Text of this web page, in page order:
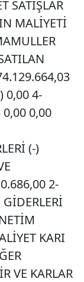
SATIŞLAR
MALİYETİ
0,00 4-
0,00 0,00
(-)
2-
KARI
VE KARLAR